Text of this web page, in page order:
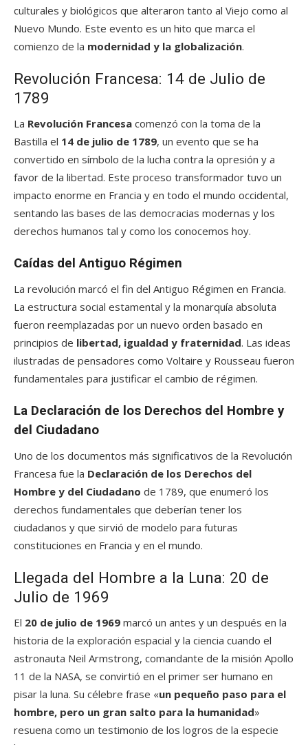
culturales y biológicos que alteraron tanto al Viejo como al
Nuevo Mundo. Este evento es un hito que marca el
comienzo de la modernidad y la globalización.
Revolución Francesa: 14 de Julio de
1789
La Revolución Francesa comenzó con la toma de la
Bastilla el 14 de julio de 1789, un evento que se ha
convertido en símbolo de la lucha contra la opresión y a
favor de la libertad. Este proceso transformador tuvo un
impacto enorme en Francia y en todo el mundo occidental,
sentando las bases de las democracias modernas y los
derechos humanos tal y como los conocemos hoy.
Caídas del Antiguo Régimen
La revolución marcó el fin del Antiguo Régimen en Francia.
La estructura social estamental y la monarquía absoluta
fueron reemplazadas por un nuevo orden basado en
principios de libertad, igualdad y fraternidad. Las ideas
ilustradas de pensadores como Voltaire y Rousseau fueron
fundamentales para justificar el cambio de régimen.
La Declaración de los Derechos del Hombre y
del Ciudadano
Uno de los documentos más significativos de la Revolución
Francesa fue la Declaración de los Derechos del
Hombre y del Ciudadano de 1789, que enumeró los
derechos fundamentales que deberían tener los
ciudadanos y que sirvió de modelo para futuras
constituciones en Francia y en el mundo.
Llegada del Hombre a la Luna: 20 de
Julio de 1969
El 20 de julio de 1969 marcó un antes y un después en la
historia de la exploración espacial y la ciencia cuando el
astronauta Neil Armstrong, comandante de la misión Apollo
11 de la NASA, se convirtió en el primer ser humano en
pisar la luna. Su célebre frase «un pequeño paso para el
hombre, pero un gran salto para la humanidad»
resuena como un testimonio de los logros de la especie